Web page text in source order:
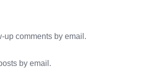
up comments by email.
by email.